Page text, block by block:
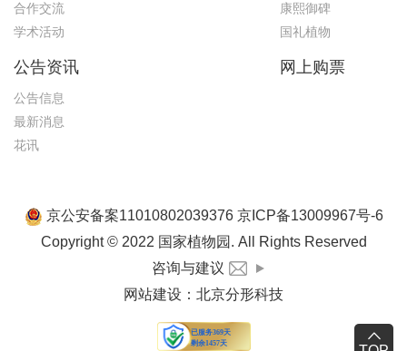
合作交流
学术活动
康熙御碑
国礼植物
公告资讯
公告信息
最新消息
花讯
网上购票
京公安备案11010802039376 京ICP备13009967号-6
Copyright © 2022 国家植物园. All Rights Reserved
咨询与建议
网站建设 ： 北京分形科技